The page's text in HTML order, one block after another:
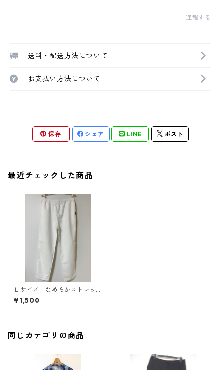
通報する
送料・配送方法について
お支払い方法について
保存 シェア LINE ポスト
最近チェックした商品
Ｌサイズ なめらかストレッ
チ 総ゴムパンツ 男女兼
用 ナースウェア ホワイ
¥1,500
同じカテゴリの商品